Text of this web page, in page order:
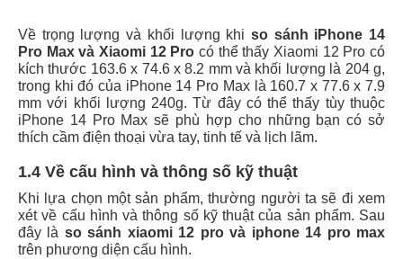
Về trọng lượng và khối lượng khi so sánh iPhone 14
Pro Max và Xiaomi 12 Pro có thể thấy Xiaomi 12 Pro có
kích thước 163.6 x 74.6 x 8.2 mm và khối lượng là 204 g,
trong khi đó của iPhone 14 Pro Max là 160.7 x 77.6 x 7.9
mm với khối lượng 240g. Từ đây có thể thấy tùy thuộc
iPhone 14 Pro Max sẽ phù hợp cho những bạn có sở
thích cầm điện thoại vừa tay, tinh tế và lịch lãm.
1.4 Về cấu hình và thông số kỹ thuật
Khi lựa chọn một sản phẩm, thường người ta sẽ đi xem
xét về cấu hình và thông số kỹ thuật của sản phẩm. Sau
đây là so sánh xiaomi 12 pro và iphone 14 pro max
trên phương diện cấu hình.